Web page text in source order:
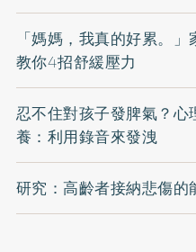
「媽媽，我真的好累。
教你4招舒緩壓力
忍不住對孩子發脾氣？
養：利用錄音來發洩
研究：高齡者接納悲傷的